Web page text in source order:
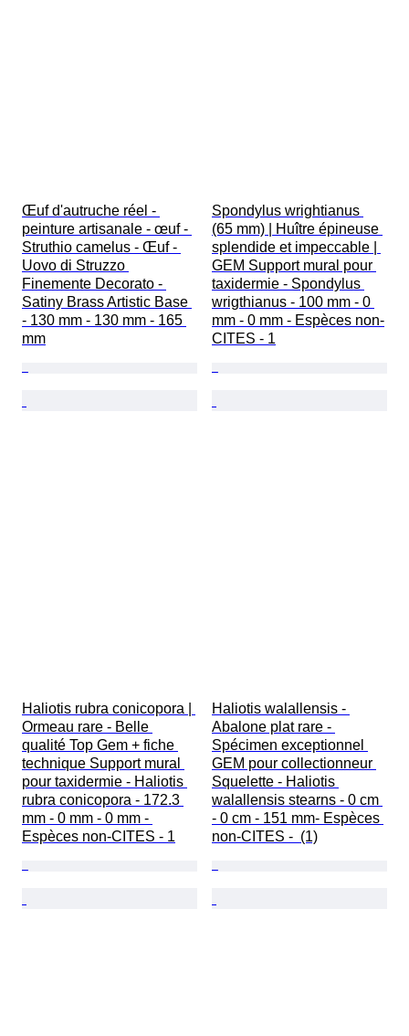
Œuf d'autruche réel -
peinture artisanale - œuf -
Struthio camelus - Œuf -
Uovo di Struzzo
Finemente Decorato -
Satiny Brass Artistic Base
- 130 mm - 130 mm - 165
mm
Spondylus wrightianus
(65 mm) | Huître épineuse
splendide et impeccable |
GEM Support mural pour
taxidermie - Spondylus
wrigthianus - 100 mm - 0
mm - 0 mm - Espèces non-
CITES - 1
Haliotis rubra conicopora |
Ormeau rare - Belle
qualité Top Gem + fiche
technique Support mural
pour taxidermie - Haliotis
rubra conicopora - 172.3
mm - 0 mm - 0 mm -
Espèces non-CITES - 1
Haliotis walallensis -
Abalone plat rare -
Spécimen exceptionnel
GEM pour collectionneur
Squelette - Haliotis
walallensis stearns - 0 cm
- 0 cm - 151 mm- Espèces
non-CITES -  (1)